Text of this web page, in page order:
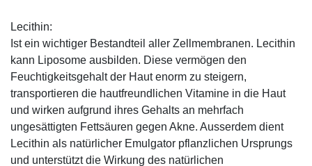
Lecithin:
Ist ein wichtiger Bestandteil aller Zellmembranen. Lecithin
kann Liposome ausbilden. Diese vermögen den
Feuchtigkeitsgehalt der Haut enorm zu steigern,
transportieren die hautfreundlichen Vitamine in die Haut
und wirken aufgrund ihres Gehalts an mehrfach
ungesättigten Fettsäuren gegen Akne. Ausserdem dient
Lecithin als natürlicher Emulgator pflanzlichen Ursprungs
und unterstützt die Wirkung des natürlichen